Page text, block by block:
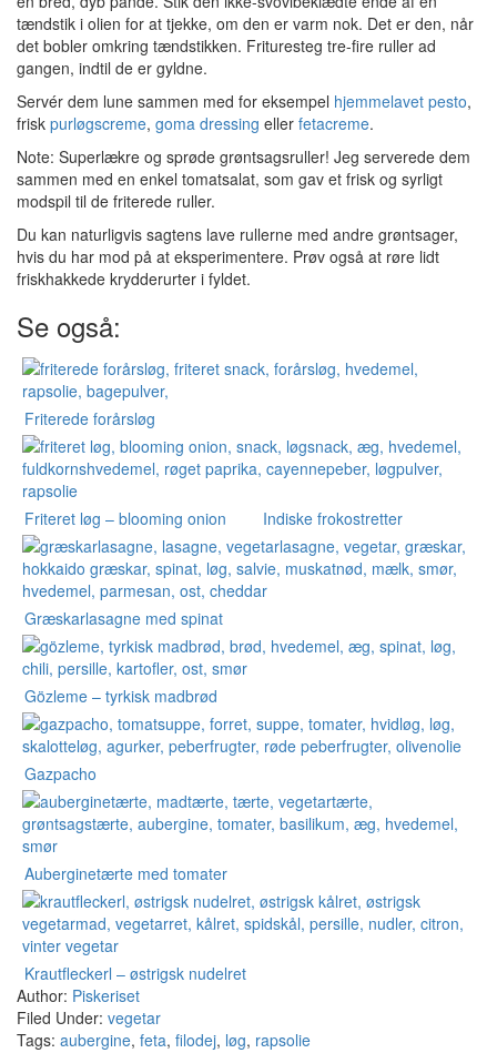
tændstik i olien for at tjekke, om den er varm nok. Det er den, når
det bobler omkring tændstikken. Frituresteg tre-fire ruller ad
gangen, indtil de er gyldne.
Servér dem lune sammen med for eksempel hjemmelavet pesto,
frisk purløgscreme, goma dressing eller fetacreme.
Note: Superlækre og sprøde grøntsagsruller! Jeg serverede dem
sammen med en enkel tomatsalat, som gav et frisk og syrligt
modspil til de friterede ruller.
Du kan naturligvis sagtens lave rullerne med andre grøntsager,
hvis du har mod på at eksperimentere. Prøv også at røre lidt
friskhakkede krydderurter i fyldet.
Se også:
Friterede forårsløg
Friteret løg – blooming onion Indiske frokostretter
Græskarlasagne med spinat
Gözleme – tyrkisk madbrød
Gazpacho
Auberginetærte med tomater
Krautfleckerl – østrigsk nudelret
Author: Piskeriset
Filed Under: vegetar
Tags: aubergine, feta, filodej, løg, rapsolie